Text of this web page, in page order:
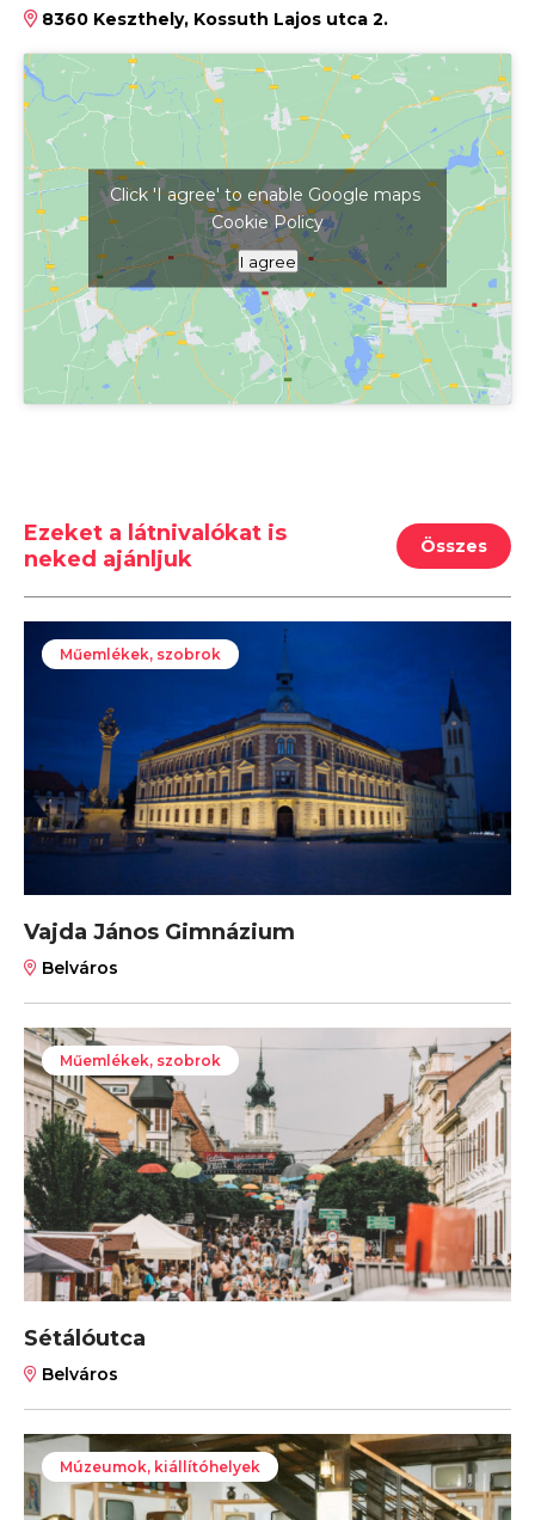
8360 Keszthely, Kossuth Lajos utca 2.
Kattints ide a térkép megjelenítéséhez
Click 'I agree' to enable Google maps
Cookie Policy
I agree
Ezeket a látnivalókat is
neked ajánljuk
Összes
Műemlékek, szobrok
Vajda János Gimnázium
Belváros
Műemlékek, szobrok
Sétálóutca
Belváros
Múzeumok, kiállítóhelyek